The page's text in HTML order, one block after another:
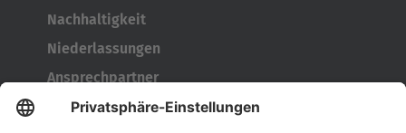
Nachhaltigkeit
Niederlassungen
Ansprechpartner
Karriere